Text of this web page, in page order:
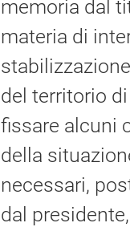
memoria dal
materia di
del territorio
fissare alcuni
della
necessari,
dal